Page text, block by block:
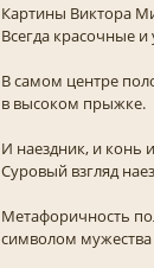
Картины Виктора
Всегда красочные
В самом центре
в высоком прыжке.
И наездник, и конь
Суровый взгляд
Метафоричность
символом